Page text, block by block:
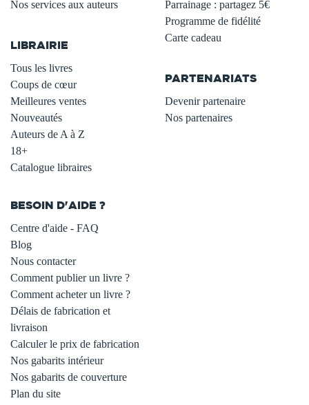
Nos services aux auteurs
LIBRAIRIE
Tous les livres
Coups de cœur
Meilleures ventes
Nouveautés
Auteurs de A à Z
18+
Catalogue libraires
Parrainage : partagez 5€
Programme de fidélité
Carte cadeau
PARTENARIATS
Devenir partenaire
Nos partenaires
BESOIN D'AIDE ?
Centre d'aide - FAQ
Blog
Nous contacter
Comment publier un livre ?
Comment acheter un livre ?
Délais de fabrication et
livraison
Calculer le prix de fabrication
Nos gabarits intérieur
Nos gabarits de couverture
Plan du site